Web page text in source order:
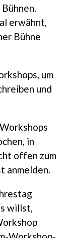
erwähnt,
Bühne
um
und
in
offen zum
anmelden.
willst,